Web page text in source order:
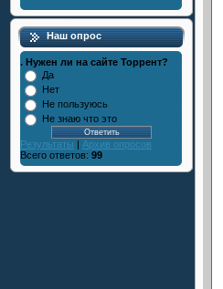
Наш опрос
. Нужен ли на сайте Торрент?
Да
Нет
Не пользуюсь
Не знаю что это
Результаты | Архив опросов
Всего ответов: 99